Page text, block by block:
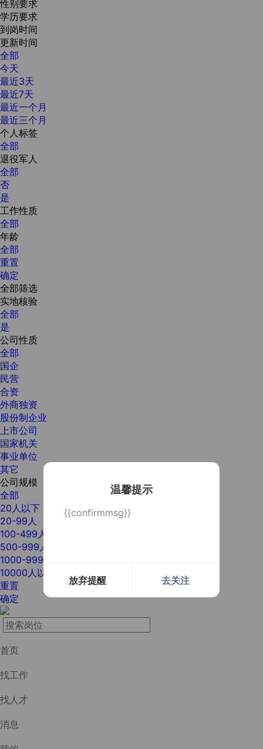
温馨提示
{{confirmmsg}}
放弃提醒 去关注
性别要求
学历要求
到岗时间
更新时间
全部
今天
最近3天
最近7天
最近一个月
最近三个月
个人标签
全部
退役军人
全部
否
是
工作性质
全部
年龄
全部
重置
确定
全部筛选
实地核验
全部
是
公司性质
全部
国企
民营
合资
外商独资
股份制企业
上市公司
国家机关
事业单位
其它
公司规模
全部
20人以下
20-99人
100-499人
500-999人
1000-9999人
10000人以上
重置
确定
首页
找工作
找人才
消息